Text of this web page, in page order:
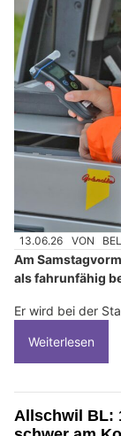
13.06.26 VON
Am
als fahrunfähig
Er wird bei der
Weiterlesen
Allschwil BL: